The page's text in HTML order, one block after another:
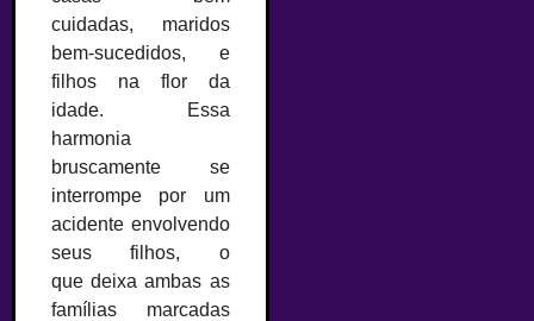
cuidadas, maridos
bem-sucedidos, e
filhos na flor da
idade. Essa
harmonia
bruscamente se
interrompe por um
acidente envolvendo
seus filhos, o
que deixa ambas as
famílias marcadas